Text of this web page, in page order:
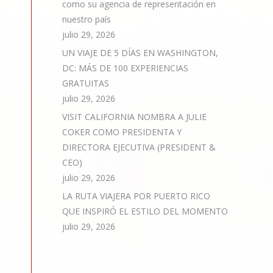
como su agencia de representación en
nuestro país
julio 29, 2026
UN VIAJE DE 5 DÍAS EN WASHINGTON,
DC: MÁS DE 100 EXPERIENCIAS
GRATUITAS
julio 29, 2026
VISIT CALIFORNIA NOMBRA A JULIE
COKER COMO PRESIDENTA Y
DIRECTORA EJECUTIVA (PRESIDENT &
CEO)
julio 29, 2026
LA RUTA VIAJERA POR PUERTO RICO
QUE INSPIRÓ EL ESTILO DEL MOMENTO
julio 29, 2026